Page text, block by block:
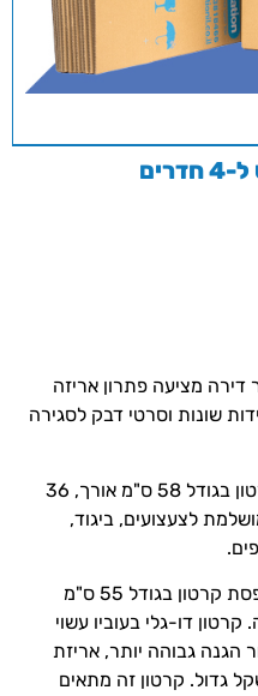
מציעה פתרון אריזה
שונות וסרטי דבק לסגירה
קרטון 58 איכותי גדול. קופסת קרטון בגודל 58 ס"מ אורך, 36
מושלמת לצעצועים, ביגוד,
קרטון 55 איכותי בגודל בינוני. קופסת קרטון בגודל 55 ס"מ
ו35 ס"מ גובה. קרטון דו-גלי בעוביו עשוי
הגנה גבוהה יותר, אריזת
גדול. קרטון זה מתאים